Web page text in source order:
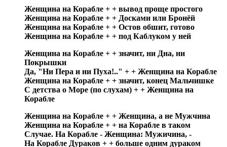
Женщина на Корабле + + вывод проще простого
Женщина на Корабле + + Досками или Бронёй
Женщина на Корабле + + Остов обшит, готово
Женщина на Корабле + + под Каблуком у ней
Женщина на Корабле + + значит, ни Дна, ни
Покрышки
Да, "Ни Пера и ни Пуха!.." + + Женщина на Корабле
Женщина на Корабле + + значит, конец Мальчишке
С детства о Море (по слухам) + + Женщина на
Корабле
Женщина на Корабле + + Женщина, а не Мужчина
Женщина на Корабле + + на Корабле в таком
Случае. На Корабле - Женщина: Мужичина, -
На Корабле Дураков + + больше одним дураком